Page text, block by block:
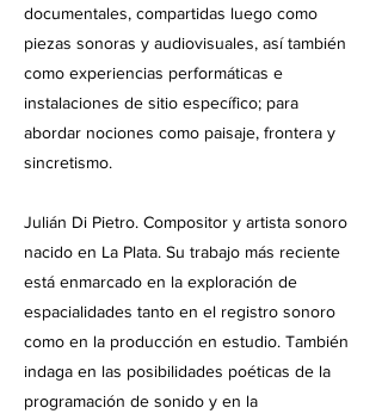
documentales, compartidas luego como
piezas sonoras y audiovisuales, así también
como experiencias performáticas e
instalaciones de sitio específico; para
abordar nociones como paisaje, frontera y
sincretismo.
Julián Di Pietro. Compositor y artista sonoro
nacido en La Plata. Su trabajo más reciente
está enmarcado en la exploración de
espacialidades tanto en el registro sonoro
como en la producción en estudio. También
indaga en las posibilidades poéticas de la
programación de sonido y en la